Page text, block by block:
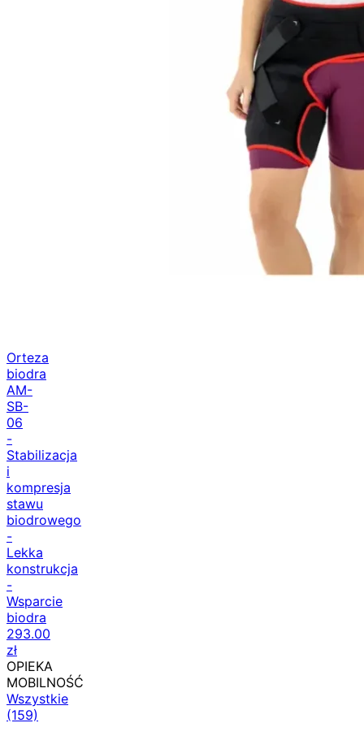
Orteza
biodra
AM-
SB-
06
-
Stabilizacja
i
kompresja
stawu
biodrowego
-
Lekka
konstrukcja
-
Wsparcie
biodra
293.00
zł
OPIEKA
MOBILNOŚĆ
Wszystkie
(159)